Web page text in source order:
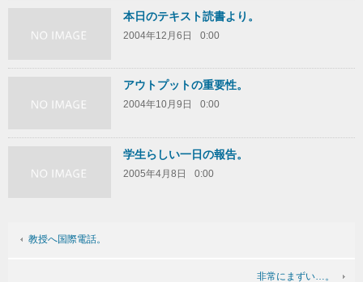
本日のテキスト読書より。
2004年12月6日 0:00
アウトプットの重要性。
2004年10月9日 0:00
学生らしい一日の報告。
2005年4月8日 0:00
教授へ国際電話。
非常にまずい…。